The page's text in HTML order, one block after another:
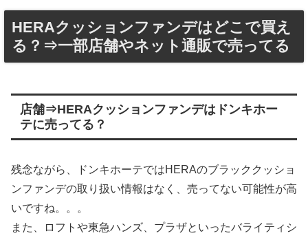
HERAクッションファンデはどこで買え
る？⇒一部店舗やネット通販で売ってる
店舗⇒HERAクッションファンデはドンキホー
テに売ってる？
残念ながら、ドンキホーテではHERAのブラッククッショ
ンファンデの取り扱い情報はなく、売ってない可能性が高
いですね。。。
また、ロフトや東急ハンズ、プラザといったバライティシ